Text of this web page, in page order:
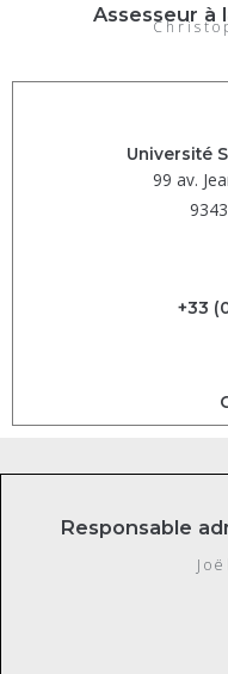
Assesseur à
Université
99 av.
+33
Responsable